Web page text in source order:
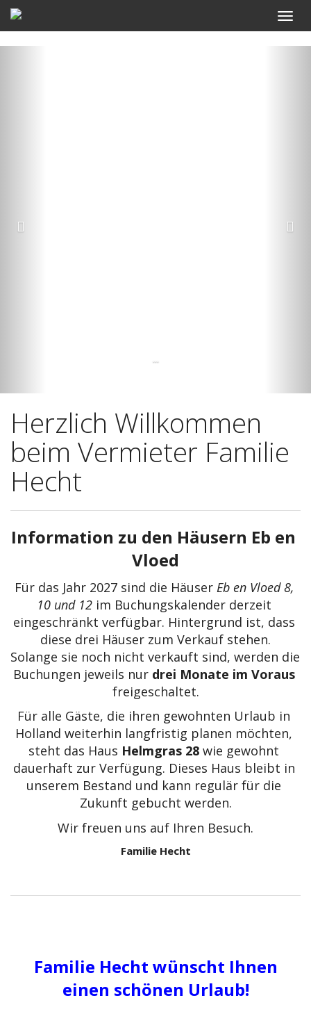
Herzlich Willkommen
beim Vermieter Familie
Hecht
Information zu den Häusern Eb en
Vloed
Für das Jahr 2027 sind die Häuser Eb en Vloed 8,
10 und 12 im Buchungskalender derzeit
eingeschränkt verfügbar. Hintergrund ist, dass
diese drei Häuser zum Verkauf stehen.
Solange sie noch nicht verkauft sind, werden die
Buchungen jeweils nur drei Monate im Voraus
freigeschaltet.
Für alle Gäste, die ihren gewohnten Urlaub in
Holland weiterhin langfristig planen möchten,
steht das Haus Helmgras 28 wie gewohnt
dauerhaft zur Verfügung. Dieses Haus bleibt in
unserem Bestand und kann regulär für die
Zukunft gebucht werden.
Wir freuen uns auf Ihren Besuch.
Familie Hecht
Familie Hecht wünscht Ihnen
einen schönen Urlaub!